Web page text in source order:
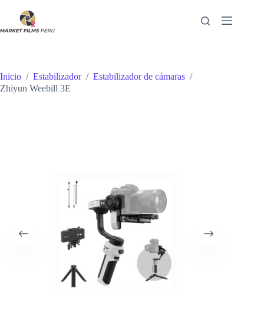
contenido
Inicio / Estabilizador / Estabilizador de cámaras /
Zhiyun Weebill 3E